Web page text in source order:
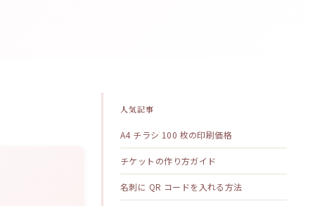
人気記事
A4 チラシ 100 枚の印刷価格
チケットの作り方ガイド
名刺に QR コードを入れる方法